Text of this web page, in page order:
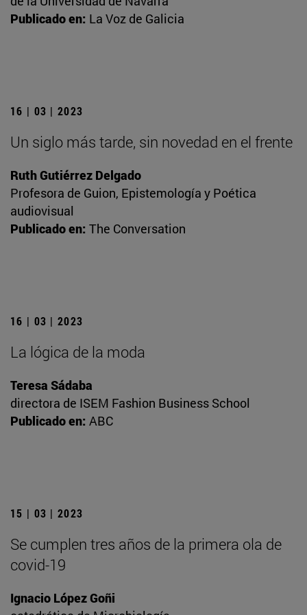
Publicado en: La Voz de Galicia
16 | 03 | 2023
Un siglo más tarde, sin novedad en el frente
Ruth Gutiérrez Delgado
Profesora de Guion, Epistemología y Poética
audiovisual
Publicado en: The Conversation
16 | 03 | 2023
La lógica de la moda
Teresa Sádaba
directora de ISEM Fashion Business School
Publicado en: ABC
15 | 03 | 2023
Se cumplen tres años de la primera ola de
covid-19
Ignacio López Goñi